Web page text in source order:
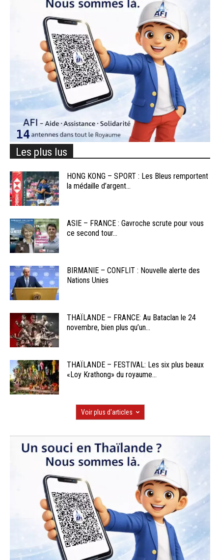
Les plus lus
HONG KONG – SPORT : Les Bleus remportent
la médaille d’argent...
ASIE – FRANCE : Gavroche scrute pour vous
ce second tour...
BIRMANIE – CONFLIT : Nouvelle alerte des
Nations Unies
THAÏLANDE – FRANCE: Au Bataclan le 24
novembre, bien plus qu’un...
THAÏLANDE – FESTIVAL: Les six plus beaux
«Loy Krathong» du royaume...
Voir plus d'articles